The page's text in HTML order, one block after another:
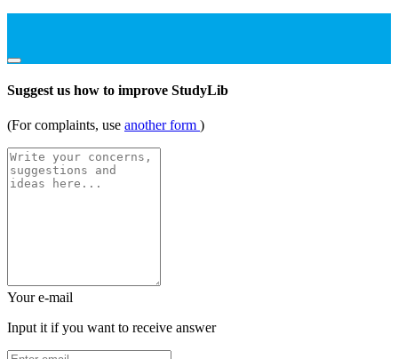
Suggest us how to improve StudyLib
(For complaints, use another form )
Your e-mail
Input it if you want to receive answer